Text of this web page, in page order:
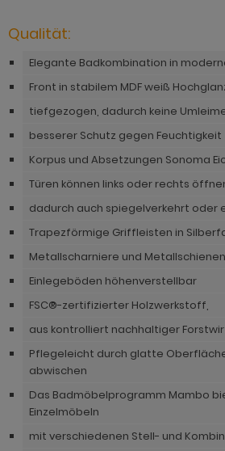
Qualität:
Elegante Badkombination in
Front in stabilem MDF weiß
tiefgezogen, dadurch keine
besserer Schutz gegen Feuchtigkeit
Korpus und Absetzungen Sonoma
Türen können links oder rechts
dadurch auch spiegelverkehrt oder
Trapezförmige Griffleisten in
Metallscharniere und
Einlegeböden höhenverstellbar
FSC®-zertifizierter Holzwerkstoff,
aus kontrolliert nachhaltiger
Pflegeleicht durch glatte
abwischen
Das Badmöbelprogramm Mambo
Einzelmöbeln
mit verschiedenen Stell- und
Sumatra
Sunroof
Timber
Tomaso
Vestland
Ward